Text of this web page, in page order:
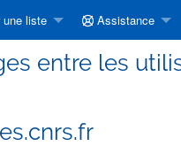
une liste Assistance
entre les